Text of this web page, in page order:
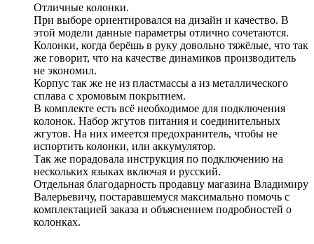
Отличные колонки.
При выборе ориентировался на дизайн и качество. В
этой модели данные параметры отлично сочетаются.
Колонки, когда берёшь в руку довольно тяжёлые, что так
же говорит, что на качестве динамиков производитель
не экономил.
Корпус так же не из пластмассы а из металлического
сплава с хромовым покрытием.
В комплекте есть всё необходимое для подключения
колонок. Набор жгутов питания и соединительных
жгутов. На них имеется предохранитель, чтобы не
испортить колонки, или аккумулятор.
Так же порадовала инструкция по подключению на
нескольких языках включая и русский.
Отдельная благодарность продавцу магазина Владимиру
Валерьевичу, постаравшемуся максимально помочь с
комплектацией заказа и объяснением подробностей о
колонках.